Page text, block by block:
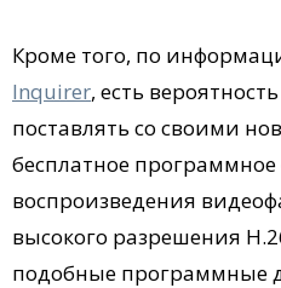
Кроме того, по
Inquirer, есть
поставлять со своими
бесплатное
воспроизведения
высокого разрешения
подобные программные